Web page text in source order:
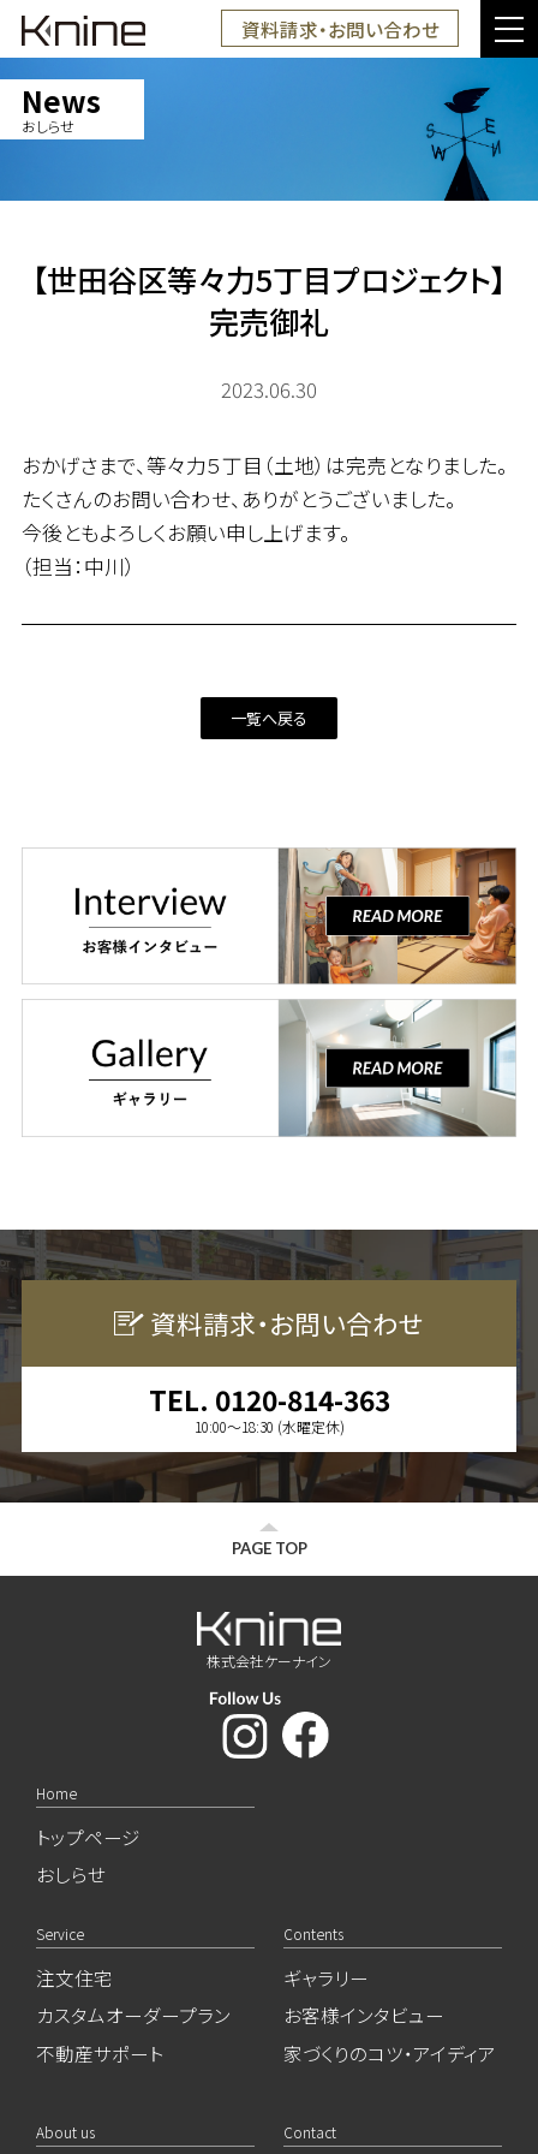
資料請求・お問い合わせ
News
おしらせ
【世田谷区等々力5丁目プロジェクト】
完売御礼
2023.06.30
おかげさまで、等々力５丁目（土地）は完売となりました。
たくさんのお問い合わせ、ありがとうございました。
今後ともよろしくお願い申し上げます。
（担当：中川）
一覧へ戻る
資料請求・お問い合わせ
TEL. 0120-814-363
10:00〜18:30 (水曜定休)
PAGE TOP
株式会社ケーナイン
Home
トップページ
おしらせ
Service
注文住宅
カスタムオーダープラン
不動産サポート
Contents
ギャラリー
お客様インタビュー
家づくりのコツ・アイディア
About us Contact